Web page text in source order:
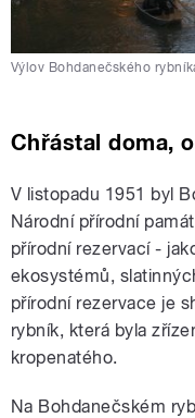
Výlov Bohdanečského
Chřástal doma,
V listopadu 1951 byl
Národní přírodní
přírodní rezervací -
ekosystémů,
přírodní rezervace je
rybník, která byla
kropenatého.
Na Bohdanečském